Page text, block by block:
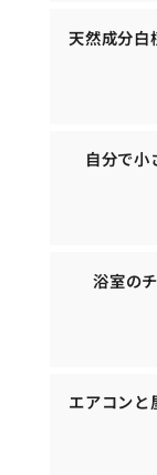
天然成分白
自分で小
浴室の
エアコンと